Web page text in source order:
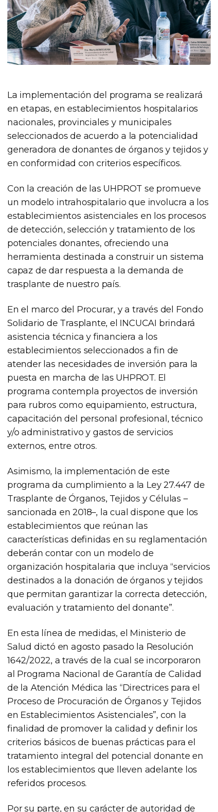
La implementación del programa se realizará
en etapas, en establecimientos hospitalarios
nacionales, provinciales y municipales
seleccionados de acuerdo a la potencialidad
generadora de donantes de órganos y tejidos y
en conformidad con criterios específicos.
Con la creación de las UHPROT se promueve
un modelo intrahospitalario que involucra a los
establecimientos asistenciales en los procesos
de detección, selección y tratamiento de los
potenciales donantes, ofreciendo una
herramienta destinada a construir un sistema
capaz de dar respuesta a la demanda de
trasplante de nuestro país.
En el marco del Procurar, y a través del Fondo
Solidario de Trasplante, el INCUCAI brindará
asistencia técnica y financiera a los
establecimientos seleccionados a fin de
atender las necesidades de inversión para la
puesta en marcha de las UHPROT. El
programa contempla proyectos de inversión
para rubros como equipamiento, estructura,
capacitación del personal profesional, técnico
y/o administrativo y gastos de servicios
externos, entre otros.
Asimismo, la implementación de este
programa da cumplimiento a la Ley 27.447 de
Trasplante de Órganos, Tejidos y Células –
sancionada en 2018–, la cual dispone que los
establecimientos que reúnan las
características definidas en su reglamentación
deberán contar con un modelo de
organización hospitalaria que incluya “servicios
destinados a la donación de órganos y tejidos
que permitan garantizar la correcta detección,
evaluación y tratamiento del donante”.
En esta línea de medidas, el Ministerio de
Salud dictó en agosto pasado la Resolución
1642/2022, a través de la cual se incorporaron
al Programa Nacional de Garantía de Calidad
de la Atención Médica las “Directrices para el
Proceso de Procuración de Órganos y Tejidos
en Establecimientos Asistenciales”, con la
finalidad de promover la calidad y definir los
criterios básicos de buenas prácticas para el
tratamiento integral del potencial donante en
los establecimientos que lleven adelante los
referidos procesos.
Por su parte, en su carácter de autoridad de